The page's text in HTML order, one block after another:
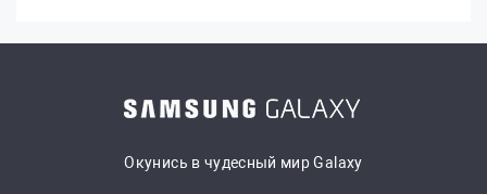
Окунись в чудесный мир Galaxy